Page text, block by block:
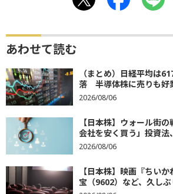
あわせて読む
（まとめ）日経平均は
落 半導体株に売りも好
2026/08/06
【日本株】ウォール街
会社を安く買う」投資法
2026/08/06
【日本株】映画『ちい
宝（9602）など、久し